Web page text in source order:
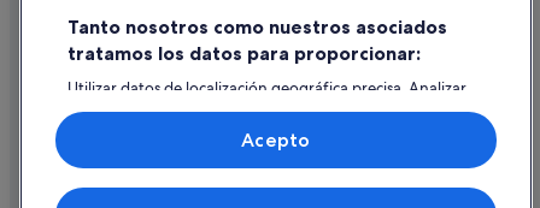
Utilizar un cupón de Expedia
Documentos para viajes internacionales
© 2026 Expedia, Inc., una empresa de Expedia Group. Todos los
Tanto nosotros como nuestros asociados
tratamos los datos para proporcionar:
Utilizar datos de localización geográfica precisa. Analizar
activamente las características del dispositivo para su
identificación. Almacenar la información en un dispositivo
y/o acceder a ella. Publicidad y contenido personalizados,
medición de publicidad y contenido, investigación de
audiencia y desarrollo de servicios.
Acepto